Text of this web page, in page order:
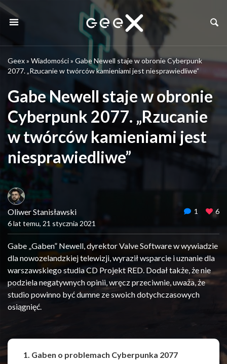
Geex» Wiadomości» Gabe Newell staje w obronie Cyberpunk
2077. „Rzucanie w twórców kamieniami jest niesprawiedliwe”
Gabe Newell staje w obronie
Cyberpunk 2077. „Rzucanie
w twórców kamieniami jest
niesprawiedliwe”
Oliwer Stanisławski
6 lat temu, 21 stycznia 2021
1 6
Gabe „Gaben” Newell, dyrektor Valve Software w wywiadzie
dla nowozelandzkiej telewizji, wyraził wsparcie i uznanie dla
warszawskiego studia CD Projekt RED. Dodał także, że nie
podziela negatywnych opinii, wręcz przeciwnie, uważa, że
studio powinno być dumne ze swoich dotychczasowych
osiągnięć.
1. Gaben o problemach Cyberpunka 2077